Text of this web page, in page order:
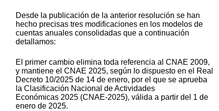
Desde la publicación de la anterior resolución se han
hecho precisas tres modificaciones en los modelos de
cuentas anuales consolidadas que a continuación
detallamos:
El primer cambio elimina toda referencia al CNAE 2009,
y mantiene el CNAE 2025, según lo dispuesto en el Real
Decreto 10/2025 de 14 de enero, por el que se aprueba
la Clasificación Nacional de Actividades
Económicas 2025 (CNAE-2025), válida a partir del 1 de
enero de 2025.